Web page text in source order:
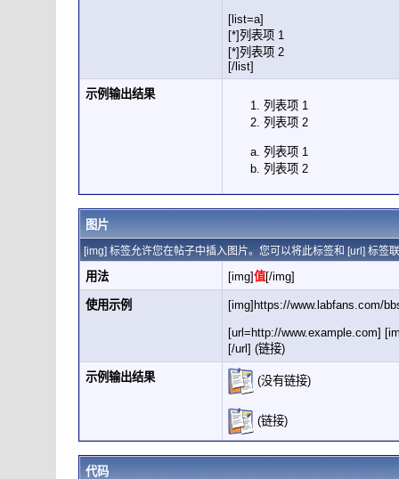
[list=a]
[*]列表项 1
[*]列表项 2
[/list]
示例输出结果
列表项 1
列表项 2
列表项 1
列表项 2
图片
[img] 标签允许您在帖子中插入图片。您可以将此标签和 [url] 标签
用法 [img]值[/img]
使用示例 [img]https://www.labfans.com/
[url=http://www.example.com]
[/url] (链接)
示例输出结果 (没有链接)
(链接)
代码